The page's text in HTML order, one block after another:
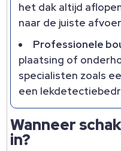
het dak altijd
naar de juiste
Professionele
plaatsing of
specialisten zoals
een
Wanneer
in?